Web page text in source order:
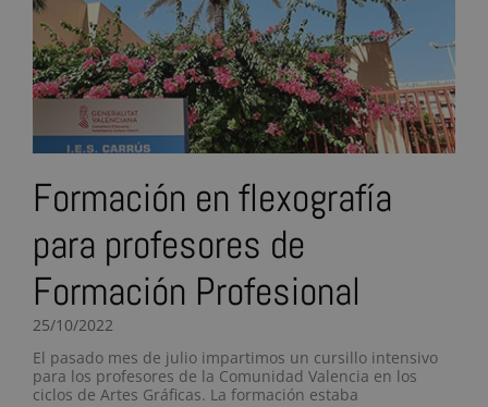
Formación en flexografía
para profesores de
Formación Profesional
25/10/2022
El pasado mes de julio impartimos un cursillo intensivo
para los profesores de la Comunidad Valencia en los
ciclos de Artes Gráficas. La formación estaba